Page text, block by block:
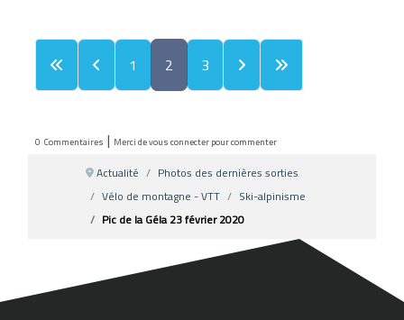
1 2 3
0 Commentaires | Merci de vous connecter pour commenter
Actualité
Photos des dernières sorties
Vélo de montagne - VTT
Ski-alpinisme
Pic de la Géla 23 février 2020